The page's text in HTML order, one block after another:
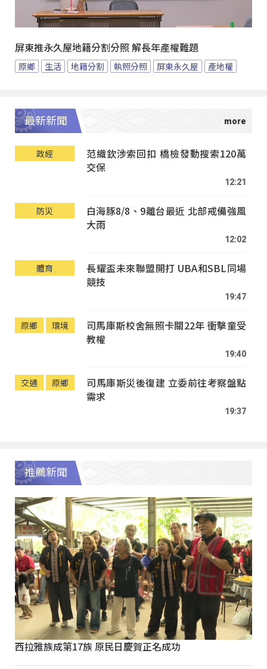
屏東推永久屋地籍分割分照 解長年產權難題
原鄉 生活 地籍分割 執照分照 屏東永久屋 產地權
最新新聞
政經
范織欽涉索回扣 橋檢發動搜索120萬
交保
12:21
防災
白海豚8/8、9離台最近 北部戒備強風
大雨
12:02
體育
長耀盃未來聯盟開打 UBA和SBL同場
競技
19:47
原鄉 環境
司馬庫斯校舍無照卡關22年 衝擊童受
教權
19:40
交通 原鄉
司馬庫斯災後復建 立委前往考察盤點
需求
19:37
推薦新聞
西拉雅族成第17族 原民日慶賀正名成功